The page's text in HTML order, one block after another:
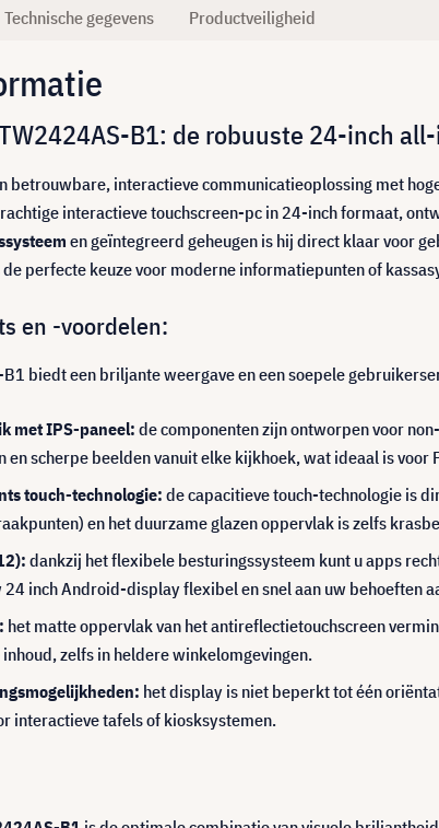
Technische gegevens Productveiligheid
B1: de robuuste 24-inch
betrouwbare, interactieve communicatieoplossing met
interactieve touchscreen-pc in 24-inch formaat,
en geïntegreerd geheugen is hij direct klaar voor
de perfecte keuze voor moderne informatiepunten of
en -voordelen:
biedt een briljante weergave en een soepele
met IPS-paneel: de componenten zijn ontworpen voor
en scherpe beelden vanuit elke kijkhoek, wat ideaal is
touch-technologie: de capacitieve touch-technologie is
en het duurzame glazen oppervlak is zelfs
dankzij het flexibele besturingssysteem kunt u apps
inch Android-display flexibel en snel aan uw behoeften
het matte oppervlak van het antireflectietouchscreen
zelfs in heldere winkelomgevingen.
het display is niet beperkt tot één
interactieve tafels of kiosksystemen.